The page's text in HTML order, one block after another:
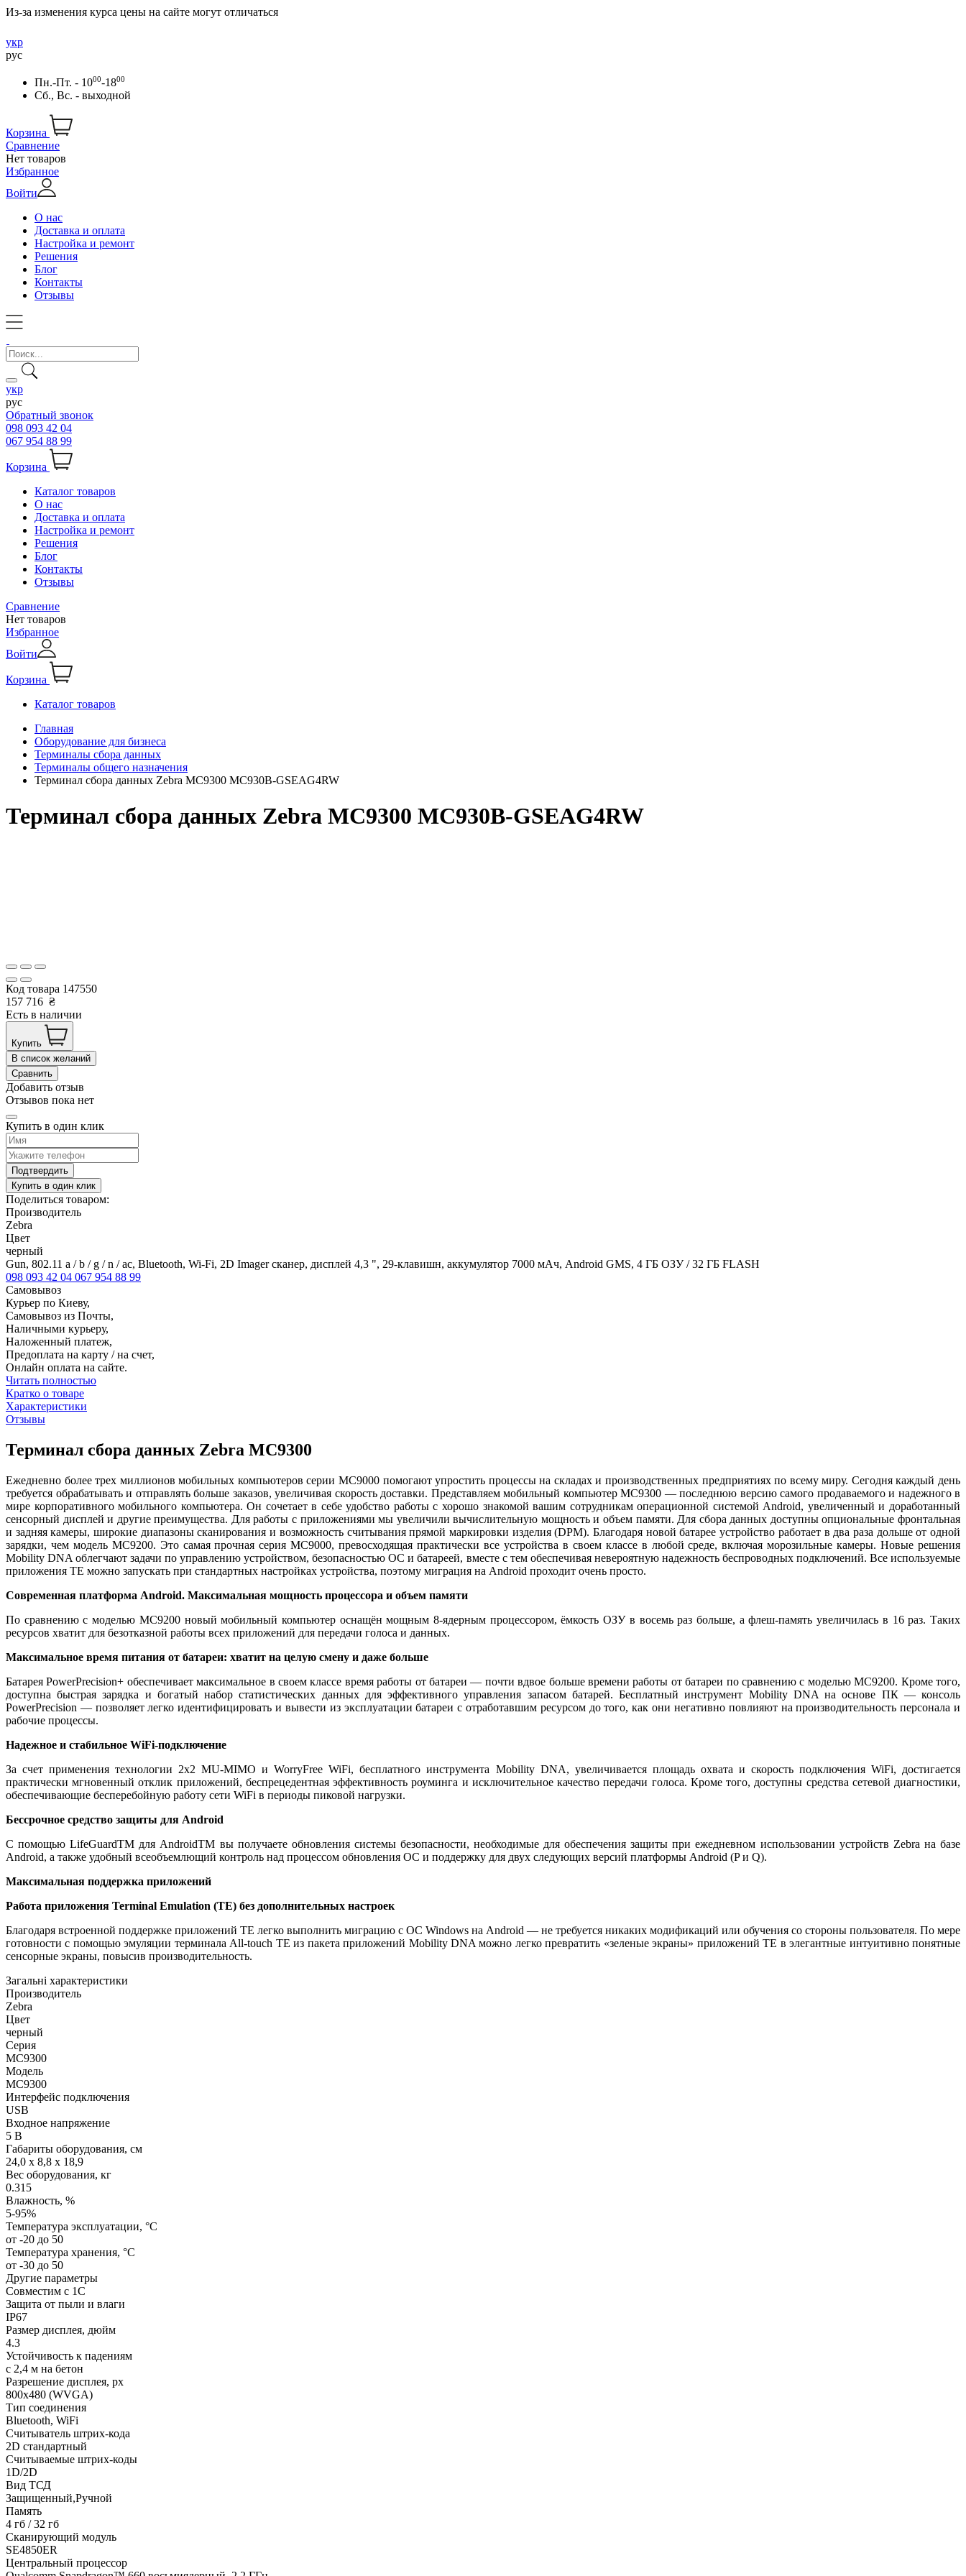
Из-за изменения курса цены на сайте могут отличаться
укр
рус
Пн.-Пт. - 1000-1800
Сб., Вс. - выходной
Корзина
Сравнение
Нет товаров
Избранное
Войти
О нас
Доставка и оплата
Настройка и ремонт
Решения
Блог
Контакты
Отзывы
укр
рус
Обратный звонок
098 093 42 04
067 954 88 99
Корзина
Каталог товаров
О нас
Доставка и оплата
Настройка и ремонт
Решения
Блог
Контакты
Отзывы
Сравнение
Нет товаров
Избранное
Войти
Корзина
Каталог товаров
Главная
Оборудование для бизнеса
Терминалы сбора данных
Терминалы общего назначения
Терминал сбора данных Zebra MC9300 MC930B-GSEAG4RW
Терминал сбора данных Zebra MC9300 MC930B-GSEAG4RW
Код товара 147550
157 716 ₴
Есть в наличии
Купить
В список желаний
Сравнить
Добавить отзыв
Отзывов пока нет
Купить в один клик
Подтвердить
Купить в один клик
Поделиться товаром:
Производитель
Zebra
Цвет
черный
Gun, 802.11 a / b / g / n / ac, Bluetooth, Wi-Fi, 2D Imager сканер, дисплей 4,3 ", 29-клавишн, аккумулятор 7000 мАч, Android GMS, 4 ГБ ОЗУ / 32 ГБ FLASH
098 093 42 04 067 954 88 99
Самовывоз
Курьер по Киеву,
Самовывоз из Почты,
Наличными курьеру,
Наложенный платеж,
Предоплата на карту / на счет,
Онлайн оплата на сайте.
Читать полностью
Кратко о товаре
Характеристики
Отзывы
Терминал сбора данных Zebra MC9300
Ежедневно более трех миллионов мобильных компьютеров серии MC9000 помогают упростить процессы на складах и производственных предприятиях по всему миру. Сегодня каждый день
требуется обрабатывать и отправлять больше заказов, увеличивая скорость доставки. Представляем мобильный компьютер MC9300 — последнюю версию самого продаваемого и надежного в
мире корпоративного мобильного компьютера. Он сочетает в себе удобство работы с хорошо знакомой вашим сотрудникам операционной системой Android, увеличенный и доработанный
сенсорный дисплей и другие преимущества. Для работы с приложениями мы увеличили вычислительную мощность и объем памяти. Для сбора данных доступны опциональные фронтальная
и задняя камеры, широкие диапазоны сканирования и возможность считывания прямой маркировки изделия (DPM). Благодаря новой батарее устройство работает в два раза дольше от одной
зарядки, чем модель MC9200. Это самая прочная серия MC9000, превосходящая практически все устройства в своем классе в любой среде, включая морозильные камеры. Новые решения
Mobility DNA облегчают задачи по управлению устройством, безопасностью ОС и батареей, вместе с тем обеспечивая невероятную надежность беспроводных подключений. Все используемые
приложения TE можно запускать при стандартных настройках устройства, поэтому миграция на Android проходит очень просто.
Современная платформа Android. Максимальная мощность процессора и объем памяти
По сравнению с моделью MC9200 новый мобильный компьютер оснащён мощным 8-ядерным процессором, ёмкость ОЗУ в восемь раз больше, а флеш-память увеличилась в 16 раз. Таких
ресурсов хватит для безотказной работы всех приложений для передачи голоса и данных.
Максимальное время питания от батареи: хватит на целую смену и даже больше
Батарея PowerPrecision+ обеспечивает максимальное в своем классе время работы от батареи — почти вдвое больше времени работы от батареи по сравнению с моделью MC9200. Кроме того,
доступна быстрая зарядка и богатый набор статистических данных для эффективного управления запасом батарей. Бесплатный инструмент Mobility DNA на основе ПК — консоль
PowerPrecision — позволяет легко идентифицировать и вывести из эксплуатации батареи с отработавшим ресурсом до того, как они негативно повлияют на производительность персонала и
рабочие процессы.
Надежное и стабильное WiFi-подключение
За счет применения технологии 2x2 MU-MIMO и WorryFree WiFi, бесплатного инструмента Mobility DNA, увеличивается площадь охвата и скорость подключения WiFi, достигается
практически мгновенный отклик приложений, беспрецедентная эффективность роуминга и исключительное качество передачи голоса. Кроме того, доступны средства сетевой диагностики,
обеспечивающие бесперебойную работу сети WiFi в периоды пиковой нагрузки.
Бессрочное средство защиты для Android
С помощью LifeGuardTM для AndroidTM вы получаете обновления системы безопасности, необходимые для обеспечения защиты при ежедневном использовании устройств Zebra на базе
Android, а также удобный всеобъемлющий контроль над процессом обновления ОС и поддержку для двух следующих версий платформы Android (P и Q).
Максимальная поддержка приложений
Работа приложения Terminal Emulation (TE) без дополнительных настроек
Благодаря встроенной поддержке приложений TE легко выполнить миграцию с ОС Windows на Android — не требуется никаких модификаций или обучения со стороны пользователя. По мере
готовности с помощью эмуляции терминала All-touch TE из пакета приложений Mobility DNA можно легко превратить «зеленые экраны» приложений TE в элегантные интуитивно понятные
сенсорные экраны, повысив производительность.
Загальні характеристики
Производитель
Zebra
Цвет
черный
Серия
MC9300
Модель
MC9300
Интерфейс подключения
USB
Входное напряжение
5 В
Габариты оборудования, см
24,0 x 8,8 x 18,9
Вес оборудования, кг
0.315
Влажность, %
5-95%
Температура эксплуатации, °C
от -20 до 50
Температура хранения, °C
от -30 до 50
Другие параметры
Совместим с 1С
Защита от пыли и влаги
IP67
Размер дисплея, дюйм
4.3
Устойчивость к падениям
с 2,4 м на бетон
Разрешение дисплея, px
800х480 (WVGA)
Тип соединения
Bluetooth, WiFi
Считыватель штрих-кода
2D стандартный
Считываемые штрих-коды
1D/2D
Вид ТСД
Защищенный,Ручной
Память
4 гб / 32 гб
Сканирующий модуль
SE4850ER
Центральный процессор